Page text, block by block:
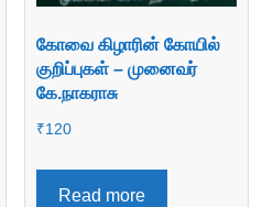
கோவை கிழாரின் கோயில்
குறிப்புகள் – முனைவர்
கே.நாகராசு
₹120
Read more